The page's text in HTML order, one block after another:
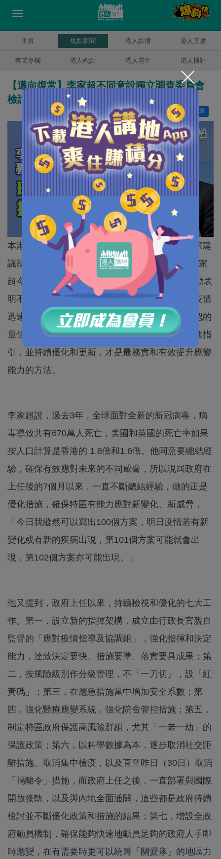
主頁 焦點新聞 港人點播 港人直播
有聲專欄 港人觀點 港人花生 港人博評
【邁向復常】李家超不同意設獨立調查委員會
檢討疫情應對 強調現屆政府已持續檢視優化
分享
讚好 2
本港新冠疫情漸退，社會逐漸走向復常，個別專家建
議就過去3年的新冠疫情作獨立調查。行政長官李家
超今早（31日）出席行政會議前會見傳媒時，主動表
明不同意就過去的防疫措施展開獨立調查。指出疫情
迅速變化，各地政府均按情況即時應對，並無公認的
最佳或標準方案。他認為，將有效的應變方案寫進指
引，並持續優化和更新，才是最務實和有效提升應變
能力的方法。
李家超說，過去3年，全球面對全新的新冠病毒，病
毒導致共有670萬人死亡，美國和英國的死亡率如果
按人口計算是香港的 1.8倍和1.6倍。他同意要總結經
驗，確保有效應對未來的不同威脅，所以現屆政府在
上任後的7個月以來，一直不斷總結經驗，做的正是
優化措施，確保特區有能力應對新變化、新威脅，
「今日我縱然可以寫出100個方案，明日疫情若有新
變化或有新的疾病出現，第101個方案可能就會出
現，第102個方案亦可能出現。」
他又提到，政府上任以來，持續檢視和優化的七大工
作。第一，設立新的指揮架構，成立由行政長官親自
監督的「應對疫情指導及協調組」，強化指揮和決定
能力，達致決定要快、措施要準、落實要具成果；第
二，按風險級別作分級管理，不「一刀切」，設「紅
黃碼」；第三，在應急措施當中增加安全系數；第
四，強化醫療應變系統，強化院舍管控措施；第五，
制定特區政府保護高風險群組，尤其「一老一幼」的
保護政策；第六，以科學數據為本，逐步取消社交距
離措施、取消集中檢疫，以及直至昨日（30日）取消
「隔離令」措施，而政府上任之後，一直部署與國際
開放接軌，以及與內地全面通關，這些都是政府持續
檢討並不斷優化政策和措施的結果；第七，增設全政
府動員機制，確保能夠快速地動員足夠的政府人手即
時應變，在有需要時更可以統籌「關愛隊」的地區力